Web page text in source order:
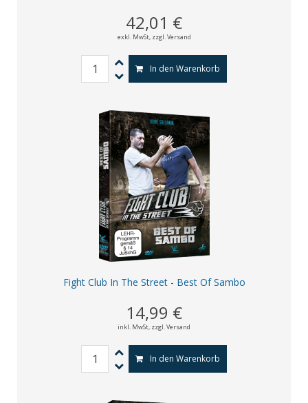
42,01 €
exkl. MwSt, zzgl. Versand
In den Warenkorb
Fight Club In The Street - Best Of Sambo
14,99 €
inkl. MwSt, zzgl. Versand
In den Warenkorb